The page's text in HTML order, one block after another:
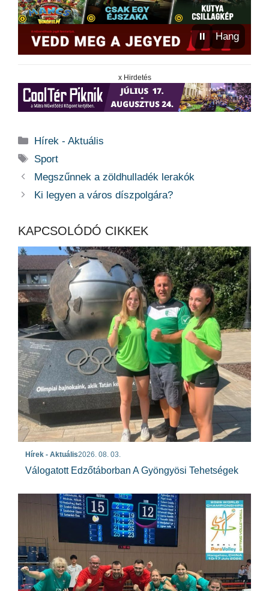
⏸ Hang
x Hirdetés
Kategória
Hírek - Aktuális
Címkék
Sport
Megszűnnek a zöldhulladék lerakók
Ki legyen a város díszpolgára?
KAPCSOLÓDÓ CIKKEK
Hírek - Aktuális2026. 08. 03.
Válogatott Edzőtáborban A Gyöngyösi Tehetségek